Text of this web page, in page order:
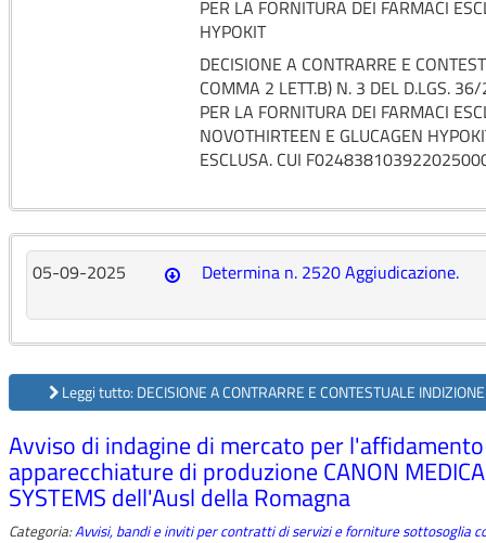
PER LA FORNITURA DEI FARMACI
HYPOKIT
DECISIONE A CONTRARRE E
COMMA 2 LETT.B) N. 3 DEL D.LGS.
PER LA FORNITURA DEI FARMACI
NOVOTHIRTEEN E GLUCAGEN
ESCLUSA. CUI
05-09-2025 Determina n. 2520 Aggiudicazione.
Leggi tutto: DECISIONE A CONTRARRE E CONTESTUALE
Avviso di indagine di mercato per
apparecchiature di produzione CANON
SYSTEMS dell'Ausl della Romagna
Categoria:Avvisi, bandi e inviti per contratti di servizi e forniture sottosoglia